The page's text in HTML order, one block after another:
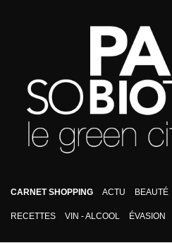
CARNET SHOPPING ACTU BEAUTÉ
RECETTES VIN - ALCOOL ÉVASION